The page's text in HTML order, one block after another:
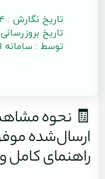
تاریخ نگارش : 1403/12/04
تاریخ بروزرسانی : 1405/
توسط :
🧾 نحوه
ارسال‌شده
راهنمای کامل